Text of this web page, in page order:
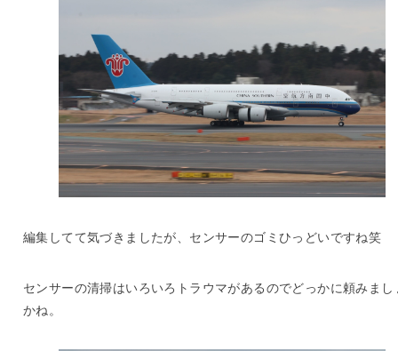
編集してて気づきましたが、センサーのゴミひっどいですね笑
センサーの清掃はいろいろトラウマがあるのでどっかに頼みまし
かね。